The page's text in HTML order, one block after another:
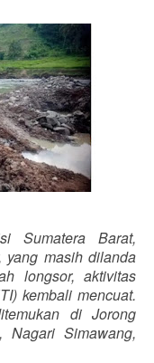
Sumatera Barat,
yang masih dilanda
longsor, aktivitas
kembali mencuat.
di Jorong
Simawang,